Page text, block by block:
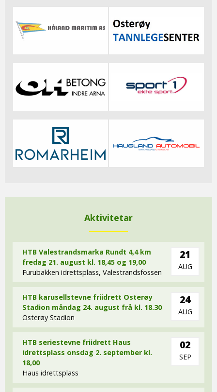
Aktivitetar
HTB Valestrandsmarka Rundt 4,4 km
fredag 21. august kl. 18,45 og 19,00
Furubakken idrettsplass, Valestrandsfossen
21
AUG
HTB karusellstevne friidrett Osterøy
Stadion måndag 24. august frå kl. 18.30
Osterøy Stadion
24
AUG
HTB seriestevne friidrett Haus
idrettsplass onsdag 2. september kl.
18,00
Haus idrettsplass
02
SEP